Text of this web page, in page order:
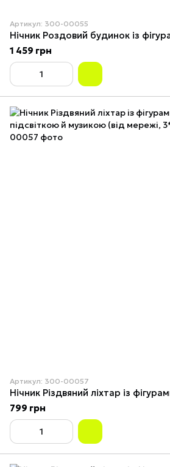
Артикул: 300-00055
1 459 грн
Артикул: 300-00057
799 грн